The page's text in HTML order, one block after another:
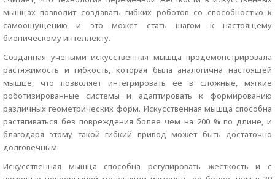
мышцах позволит создавать гибких роботов со способностью к
самоощущению и это может стать шагом к настоящему
бионическому интеллекту.
Созданная учеными искусственная мышца продемонстрировала
растяжимость и гибкость, которая была аналогична настоящей
мышце, что позволяет интегрировать ее в сложные, мягкие
роботизированные системы и адаптировать к формированию
различных геометрических форм. Искусственная мышца способна
растягиваться без повреждения более чем на 200 % по длине, и
благодаря этому такой гибкий привод может быть достаточно
долговечным.
Искусственная мышца способна регулировать жесткость и с